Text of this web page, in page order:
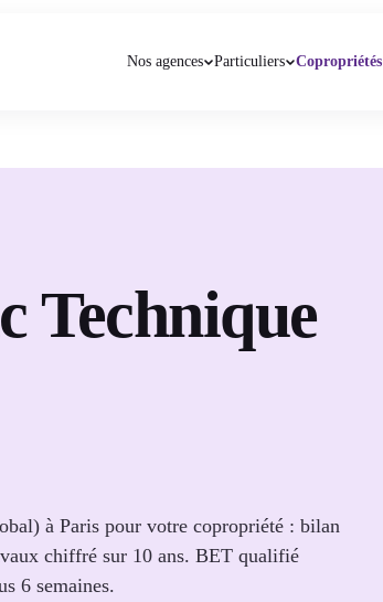
Nos agences Particuliers Copropriétés
Technique
à Paris pour votre copropriété : bilan
chiffré sur 10 ans. BET qualifié
6 semaines.